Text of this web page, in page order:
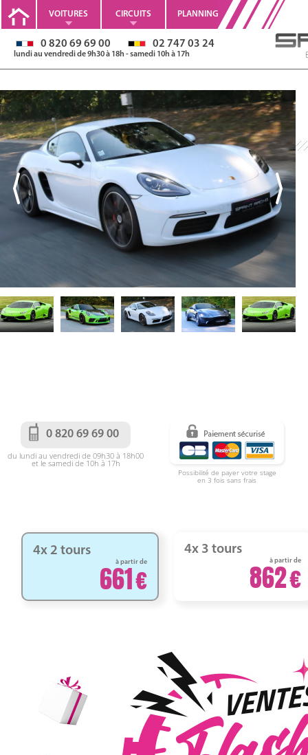
VOITURES CIRCUITS PLANNING
0 820 69 69 00 02 747 03 24
lundi au vendredi de 9h30 à 18h - samedi 10h à 17h
0 820 69 69 00
du lundi au vendredi de 09h30 à 18h00
et le samedi de 10h à 17h
Possibilité de payer votre stage
en 3 fois sans frais
4x 2 tours
à partir de
661
4x 3 tours
à partir de
862